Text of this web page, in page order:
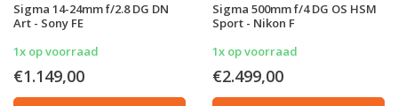
Sigma 14-24mm f/2.8 DG DN
Art - Sony FE
1x op voorraad
€1.149,00
Sigma 500mm f/4 DG OS HSM
Sport - Nikon F
1x op voorraad
€2.499,00